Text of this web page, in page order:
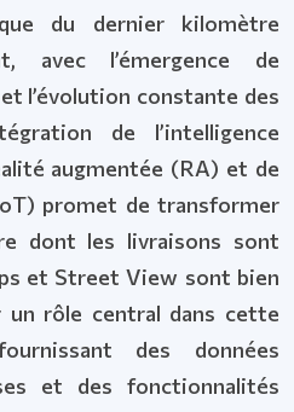
du dernier kilomètre
avec l’émergence de
l’évolution constante des
de l’intelligence
augmentée (RA) et de
promet de transformer
dont les livraisons sont
et Street View sont bien
rôle central dans cette
des données
et des fonctionnalités